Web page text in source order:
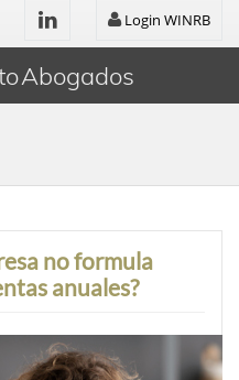
Login WINRB
Abogados
no formula
anuales?